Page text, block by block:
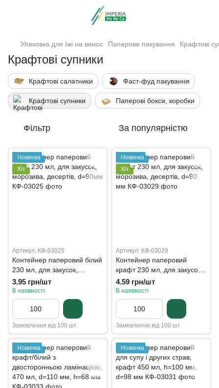
Упаковка для їжі на винос Паперове пакування Крафтові
Крафтові супники
Крафтові салатники Фаст-фуд пакування
Крафтові супники Паперові бокси, коробки
Фільтр За популярністю
Новинка
Хіт
Артикул: КФ-03025
Контейнер паперовий білий
230 мл, для закусок,
морозива, десертів, d=90мм
3.95 грн/шт
В наявності
Замовлення від 100 шт
Новинка
Хіт
Артикул: КФ-03029
Контейнер паперовий
крафт 230 мл, для закусок,
морозива, десертів, d=90
мм
4.59 грн/шт
В наявності
Замовлення від 100 шт
Новинка Новинка